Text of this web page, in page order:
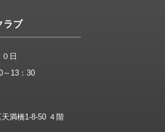
ラブ
日
～13：30
満橋1-8-50 ４階